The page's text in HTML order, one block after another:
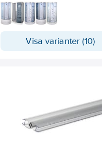
Visa varianter (10)